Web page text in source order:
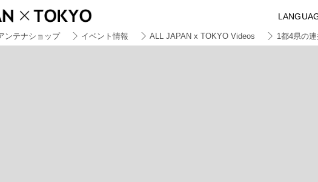
ンテナショップ イベント情報 ALL JAPAN x TOKYO Videos 1都4県の